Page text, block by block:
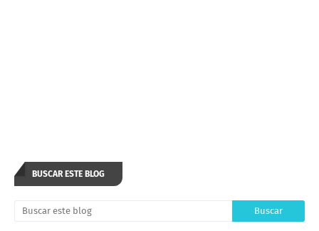
BUSCAR ESTE BLOG